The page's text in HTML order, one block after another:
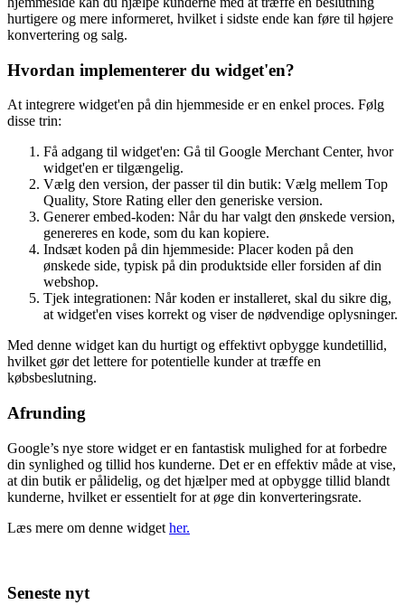
især vigtigt, når du konkurrerer om opmærksomheden på et marked,
der er fyldt med alternativer. Ved at integrere widget'en på din
hjemmeside kan du hjælpe kunderne med at træffe en beslutning
konvertering og salg.
Hvordan implementerer du widget'en?
disse trin:
Få adgang til widget'en: Gå til Google Merchant Center, hvor
widget'en er tilgængelig.
Vælg den version, der passer til din butik: Vælg mellem Top
Quality, Store Rating eller den generiske version.
Generer embed-koden: Når du har valgt den ønskede version,
genereres en kode, som du kan kopiere.
Indsæt koden på din hjemmeside: Placer koden på den
ønskede side, typisk på din produktside eller forsiden af din
webshop.
at widget'en vises korrekt og viser de nødvendige oplysninger.
Med denne widget kan du hurtigt og effektivt opbygge kundetillid,
købsbeslutning.
Afrunding
Google’s nye store widget er en fantastisk mulighed for at forbedre
din synlighed og tillid hos kunderne. Det er en effektiv måde at vise,
kunderne, hvilket er essentielt for at øge din konverteringsrate.